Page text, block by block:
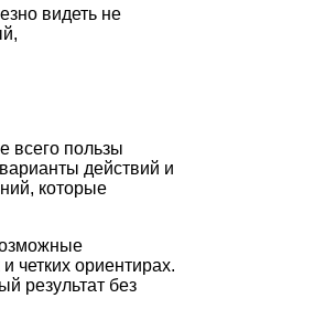
видеть не
всего пользы
действий и
которые
четких ориентирах.
результат без